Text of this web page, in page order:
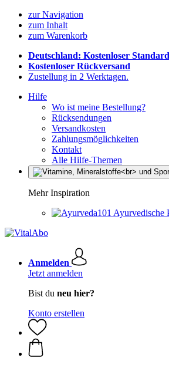
zur Navigation
zum Inhalt
zum Warenkorb
Deutschland: Kostenloser
Kostenloser Rückversand
Zustellung in 2 Werktagen.
Hilfe
Wo ist meine Bestellung?
Rücksendungen
Versandkosten
Zahlungsmöglichkeiten
Kontakt
Alle Hilfe-Themen
Mehr Inspiration
Ayurvedische
Anmelden
Jetzt anmelden
Bist du neu hier?
Konto erstellen